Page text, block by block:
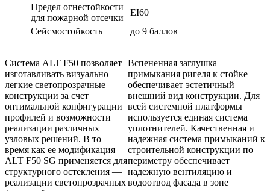
Предел огнестойкости
для пожарной отсечки
EI60
Сейсмостойкость
до 9 баллов
Система ALT F50 позволяет
изготавливать визуально
легкие светопрозрачные
конструкции за счет
оптимальной конфигурации
профилей и возможности
реализации различных
узловых решений. В то
время как ее модификация
ALT F50 SG применяется для
структурного остекления —
реализации светопрозрачных
Вспененная заглушка
примыкания ригеля к стойке
обеспечивает эстетичный
внешний вид конструкции. Для
всей системной платформы
используется единая система
уплотнителей. Качественная и
надежная система примыканий к
строительной конструкции по
периметру обеспечивает
надежную вентиляцию и
водоотвод фасада в зоне